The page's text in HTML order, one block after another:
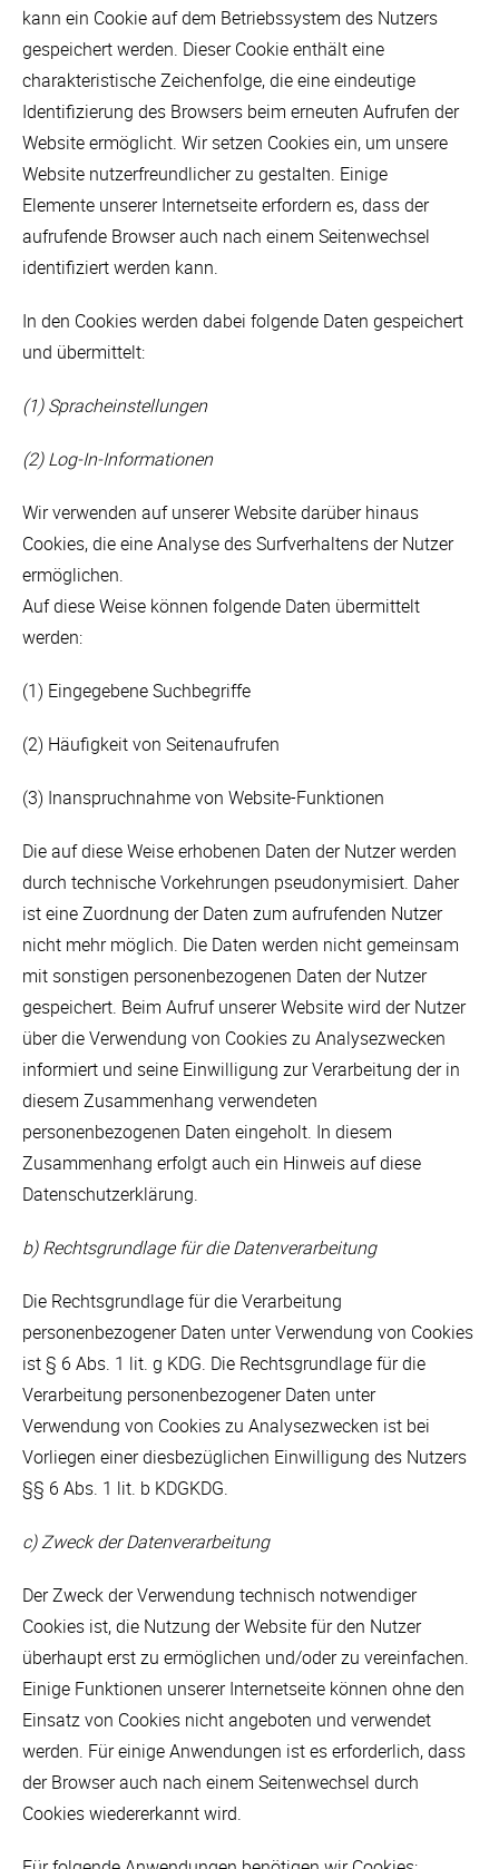
kann ein Cookie auf dem Betriebssystem des Nutzers
gespeichert werden. Dieser Cookie enthält eine
charakteristische Zeichenfolge, die eine eindeutige
Identifizierung des Browsers beim erneuten Aufrufen der
Website ermöglicht. Wir setzen Cookies ein, um unsere
Website nutzerfreundlicher zu gestalten. Einige
Elemente unserer Internetseite erfordern es, dass der
aufrufende Browser auch nach einem Seitenwechsel
identifiziert werden kann.
In den Cookies werden dabei folgende Daten gespeichert
und übermittelt:
(1) Spracheinstellungen
(2) Log-In-Informationen
Wir verwenden auf unserer Website darüber hinaus
Cookies, die eine Analyse des Surfverhaltens der Nutzer
ermöglichen.
Auf diese Weise können folgende Daten übermittelt
werden:
(1) Eingegebene Suchbegriffe
(2) Häufigkeit von Seitenaufrufen
(3) Inanspruchnahme von Website-Funktionen
Die auf diese Weise erhobenen Daten der Nutzer werden
durch technische Vorkehrungen pseudonymisiert. Daher
ist eine Zuordnung der Daten zum aufrufenden Nutzer
nicht mehr möglich. Die Daten werden nicht gemeinsam
mit sonstigen personenbezogenen Daten der Nutzer
gespeichert. Beim Aufruf unserer Website wird der Nutzer
über die Verwendung von Cookies zu Analysezwecken
informiert und seine Einwilligung zur Verarbeitung der in
diesem Zusammenhang verwendeten
personenbezogenen Daten eingeholt. In diesem
Zusammenhang erfolgt auch ein Hinweis auf diese
Datenschutzerklärung.
b) Rechtsgrundlage für die Datenverarbeitung
Die Rechtsgrundlage für die Verarbeitung
personenbezogener Daten unter Verwendung von Cookies
ist § 6 Abs. 1 lit. g KDG. Die Rechtsgrundlage für die
Verarbeitung personenbezogener Daten unter
Verwendung von Cookies zu Analysezwecken ist bei
Vorliegen einer diesbezüglichen Einwilligung des Nutzers
§§ 6 Abs. 1 lit. b KDGKDG.
c) Zweck der Datenverarbeitung
Der Zweck der Verwendung technisch notwendiger
Cookies ist, die Nutzung der Website für den Nutzer
überhaupt erst zu ermöglichen und/oder zu vereinfachen.
Einige Funktionen unserer Internetseite können ohne den
Einsatz von Cookies nicht angeboten und verwendet
werden. Für einige Anwendungen ist es erforderlich, dass
der Browser auch nach einem Seitenwechsel durch
Cookies wiedererkannt wird.